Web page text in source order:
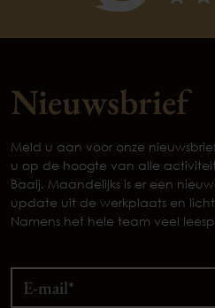
Nieuwsbrief
Meld u aan voor onze
u op de hoogte van alle
Baaij. Maandelijks is er een
update uit de werkplaats en
Namens het hele team veel